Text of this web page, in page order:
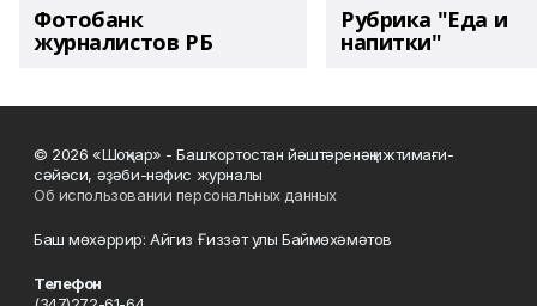
Фотобанк
журналистов РБ
Рубрика "Еда и
напитки"
© 2026 «Шоңҡар» - Башҡортостан йәштәренәң ижтимағи-
сәйәси, әҙәби-нәфис журналы
Об использовании персональных данных
Баш мөхәррир: Айгиз Ғиззәт улы Баймөхәмәтов
Телефон